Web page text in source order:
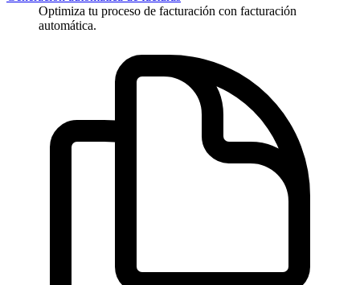
Optimiza tu proceso de facturación con facturación
automática.